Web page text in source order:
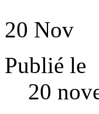
20 Nov
Publié le
20